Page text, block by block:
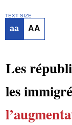
TEXT SIZE
aa AA
Les
les